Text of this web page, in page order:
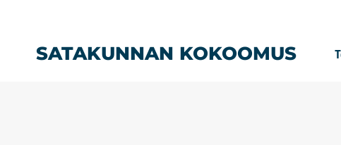
SATAKUNNAN KOKOOMUS